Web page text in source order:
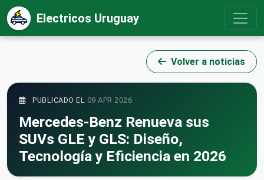
Electricos Uruguay
Volver a noticias
PUBLICADO EL 09 APR 2026
Mercedes-Benz Renueva sus
SUVs GLE y GLS: Diseño,
Tecnología y Eficiencia en 2026